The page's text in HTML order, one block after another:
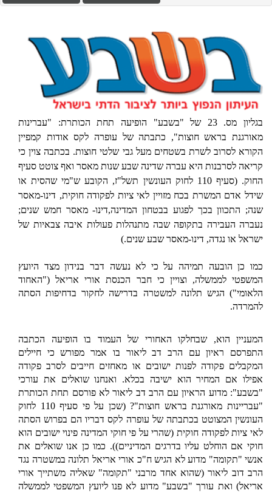
בגליון מס. 23 של "בשבע" הופיעה תחת הכותרת: "עברינות
מאורגנת בראש חוצות", כתבתה של עופרה לקס אודות קמפיין
הקורא לסרוב לשרת בשטחים מעל גבי שלטי חוצות. בכתבה צוין כי
קריאה לסרבנות היא עברה שדינה שבע שנות מאסר ואף צוטט סעיף
החוק.
(סעיף 110 לחוק העונשין תשל"ז, הקובע ש"מי שהסית או
שידל אדם המשרת בכח מזויין לאי ציות לפקודה חוקית, דינו-מאסר
שנה; התכוון בכך לפגוע בבטחון המדינה,דינו- מאסר חמש שנים;
נעברה העבירה בתקופה שבה מתנהלות פעולות איבה צבאיות של
ישראל או נגדה, דינו-מאסר שבע שנים.)
כמו כן הובעה תמיהה על כי לא נעשה דבר בנידון מצד היועץ
המשפטי לממשלה, וצויין כי חבר הכנסת אורי אריאל ("האחוד
הלאומי") הגיש תלונה למשטרה בדרישה לחקור בדחיפות הסתה
להמרדה.
המעניין הוא, שבחלקו האחורי של העמוד בו הופיעה הכתבה
התפרסם ראיון עם הרב דב ליאור בו אמר מפורש כי חיילים
המקבלים פקודה לפנות ישובים או מאחזים חייבים לסרב פקודה
אפילו אם המחיר הוא ישיבה בכלא. ואנחנו שואלים את עורכי
"בשבע": מדוע הראיון עם הרב דב ליאור לא פורסם תחת הכותרת
"עבריינות מאורגנת בראש חוצות"? (שכן על פי סעיף 110 לחוק
העונשין המצוטט בכתבתה של עופרה לקס דבריו הם בפרוש הסתה
לאי ציות לפקודה חוקית (שהרי על פי חוקי המדינה פינוי ישובים הוא
חוקי אם הוחלט עליו בדרגים המדיניים)). כמו כן אנו שואלים את
אנשי "תקומה" מדוע לא הגיש ח"כ אורי אריאל תלונה במשטרה נגד
הרב דוב ליאור (שהוא אחד מרבני "תקומה" שאליה משתייך אורי
אריאל) ואת עורך "בשבע" מדוע לא פנו ליועץ המשפטי לממשלה